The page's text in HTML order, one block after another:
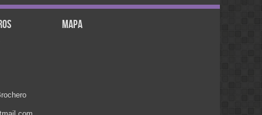
BROCHERO.BENDICONES PARA
TODOS.
mapa